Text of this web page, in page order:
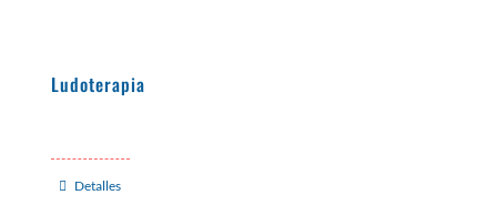
Ludoterapia
Detalles